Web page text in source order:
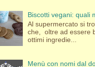
Biscotti vegani: quali
Al supermercato si
che, oltre ad essere
ottimi ingredie...
Menù con nomi dal